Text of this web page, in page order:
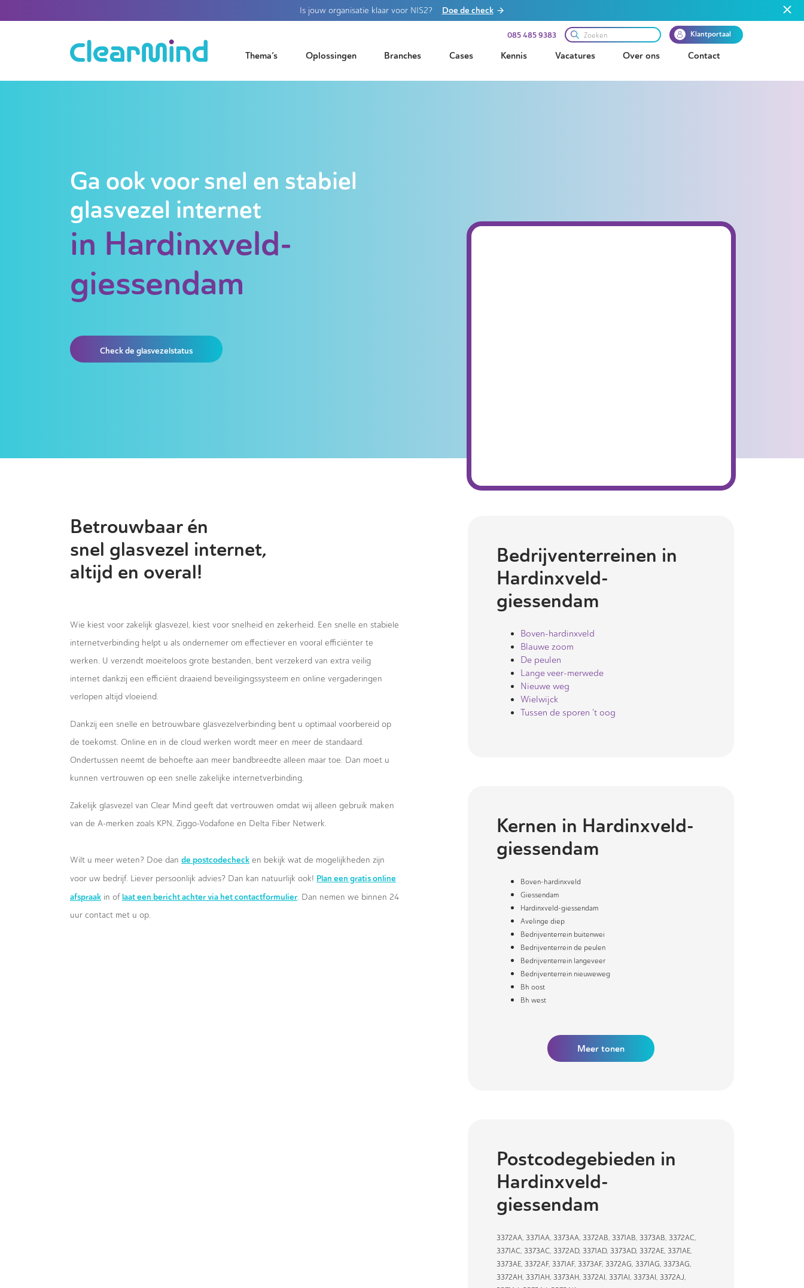
Is jouw organisatie klaar voor NIS2? Doe de check
085 485 9383 Klantportaal
Thema’s Oplossingen Branches Cases Kennis Vacatures Over ons Contact
Ga ook voor snel en stabiel
glasvezel internet
in Hardinxveld-
giessendam
Check de glasvezelstatus
Betrouwbaar én
snel glasvezel internet,
altijd en overal!
Wie kiest voor zakelijk glasvezel, kiest voor snelheid en zekerheid. Een snelle en stabiele
internetverbinding helpt u als ondernemer om effectiever en vooral efficiënter te
werken. U verzendt moeiteloos grote bestanden, bent verzekerd van extra veilig
internet dankzij een efficiënt draaiend beveiligingssysteem en online vergaderingen
verlopen altijd vloeiend.
Dankzij een snelle en betrouwbare glasvezelverbinding bent u optimaal voorbereid op
de toekomst. Online en in de cloud werken wordt meer en meer de standaard.
Ondertussen neemt de behoefte aan meer bandbreedte alleen maar toe. Dan moet u
kunnen vertrouwen op een snelle zakelijke internetverbinding.
Zakelijk glasvezel van Clear Mind geeft dat vertrouwen omdat wij alleen gebruik maken
van de A-merken zoals KPN, Ziggo-Vodafone en Delta Fiber Netwerk.
Wilt u meer weten? Doe dan de postcodecheck en bekijk wat de mogelijkheden zijn
voor uw bedrijf. Liever persoonlijk advies? Dan kan natuurlijk ook! Plan een gratis online
afspraak in of laat een bericht achter via het contactformulier. Dan nemen we binnen 24
uur contact met u op.
Bedrijventerreinen in
Hardinxveld-
giessendam
Boven-hardinxveld
Blauwe zoom
De peulen
Lange veer-merwede
Nieuwe weg
Wielwijck
Tussen de sporen 't oog
Kernen in Hardinxveld-
giessendam
Boven-hardinxveld
Giessendam
Hardinxveld-giessendam
Avelinge diep
Bedrijventerrein buitenwei
Bedrijventerrein de peulen
Bedrijventerrein langeveer
Bedrijventerrein nieuweweg
Bh oost
Bh west
Meer tonen
Postcodegebieden in
Hardinxveld-
giessendam
3372AA, 3371AA, 3373AA, 3372AB, 3371AB, 3373AB, 3372AC,
3371AC, 3373AC, 3372AD, 3371AD, 3373AD, 3372AE, 3371AE,
3373AE, 3372AF, 3371AF, 3373AF, 3372AG, 3371AG, 3373AG,
3372AH, 3371AH, 3373AH, 3372AI , 3371AI , 3373AI , 3372AJ,